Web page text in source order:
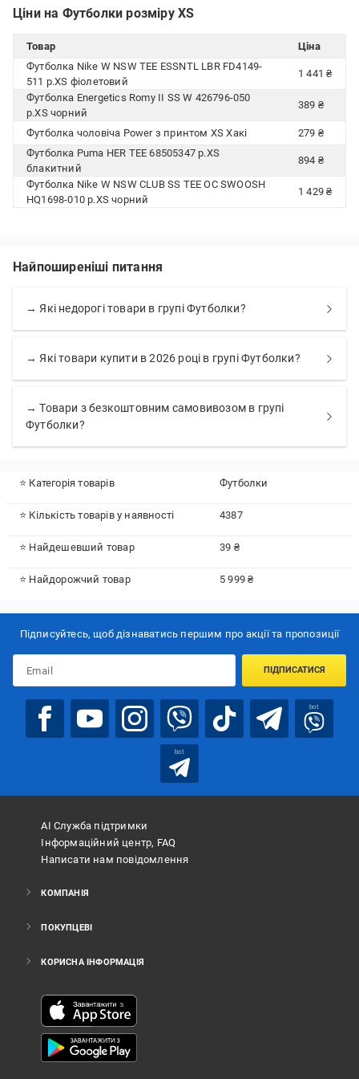
Ціни на Футболки розміру XS
Товар
Ціна
Футболка Nike W NSW TEE ESSNTL LBR FD4149-
511 р.XS фіолетовий
1 441 ₴
Футболка Energetics Romy II SS W 426796-050
р.XS чорний
389 ₴
Футболка чоловіча Power з принтом XS Хакі
279 ₴
Футболка Puma HER TEE 68505347 р.XS
блакитний
894 ₴
Футболка Nike W NSW CLUB SS TEE OC SWOOSH
HQ1698-010 р.XS чорний
1 429 ₴
Найпоширеніші питання
→ Які недорогі товари в групі Футболки?
→ Які товари купити в 2026 році в групі Футболки?
→ Товари з безкоштовним самовивозом в групі
Футболки?
⭐ Категорія товарів Футболки
⭐ Кількість товарів у наявності 4387
⭐ Найдешевший товар 39 ₴
⭐ Найдорожчий товар 5 999 ₴
Підписуйтесь, щоб дізнаватись першим про акції та пропозиції
ПІДПИСАТИСЯ
bot
bot
АІ Служба підтримки
Інформаційний центр, FAQ
Написати нам повідомлення
КОМПАНІЯ
ПОКУПЦЕВІ
КОРИСНА ІНФОРМАЦІЯ